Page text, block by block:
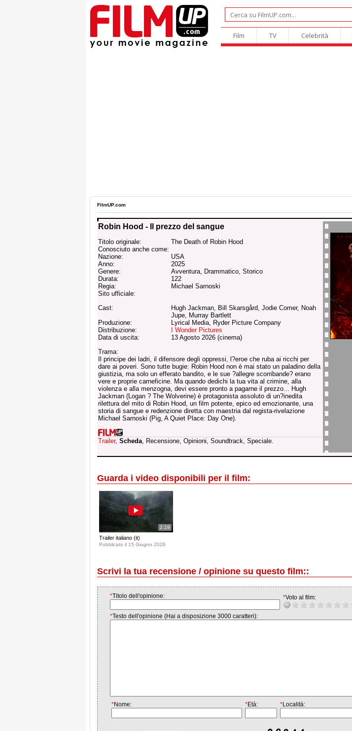
Film TV Celebrità
FilmUP.com
Robin Hood - Il prezzo del sangue
Titolo originale:
The Death of Robin Hood
Conosciuto anche come:
Nazione:
USA
Anno:
2025
Genere:
Avventura, Drammatico, Storico
Durata:
122
Regia:
Michael Sarnoski
Sito ufficiale:
Cast:
Hugh Jackman, Bill Skarsgård, Jodie Comer, Noah
Jupe, Murray Bartlett
Produzione:
Lyrical Media, Ryder Picture Company
Distribuzione:
I Wonder Pictures
Data di uscita:
13 Agosto 2026 (cinema)
Trama:
Il principe dei ladri, il difensore degli oppressi, l?eroe che ruba ai ricchi per
dare ai poveri. Sono tutte bugie: Robin Hood non è mai stato un paladino della
giustizia, ma solo un efferato bandito, e le sue ?allegre scorribande? erano
vere e proprie carneficine. Ma quando dedichi la tua vita al crimine, alla
violenza e alla menzogna, devi essere pronto a pagarne il prezzo... Hugh
Jackman (Logan ? The Wolverine) è protagonista assoluto di un?inedita
rilettura del mito di Robin Hood, un film potente, epico ed emozionante, una
storia di sangue e redenzione diretta con maestria dal regista-rivelazione
Michael Sarnoski (Pig, A Quiet Place: Day One).
Trailer, Scheda, Recensione, Opinioni, Soundtrack, Speciale.
Guarda i video disponibili per il film:
2:19
Trailer italiano (it)
Pubblicato il 15 Giugno 2026
Scrivi la tua recensione / opinione su questo film::
*Titolo dell'opinione: *Voto al film:
*Testo dell'opinione (Hai a disposizione 3000 caratteri):
*Nome: *Età: *Località: